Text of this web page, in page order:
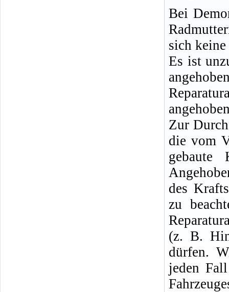
Bei
sich keine
Es ist
Zur
die vom
gebaute
des
zu
(z. B.
dürfen.
jeden